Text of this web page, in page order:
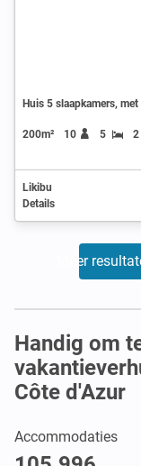
Huis 5 slaapkamers, met
200m² 10 5 2
Likibu
Details
Meer
Handig om
Côte d'Azur
Accommodaties